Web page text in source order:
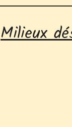
Milieux